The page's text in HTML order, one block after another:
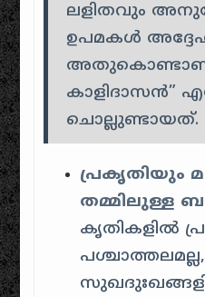
ലളിതവും
ഉപമകൾ
അതുകൊണ്ടാണ്
കാളിദാസൻ”
ചൊല്ലുണ്ടായത്.
പ്രകൃതിയും
തമ്മിലുള്ള
കൃതികളിൽ